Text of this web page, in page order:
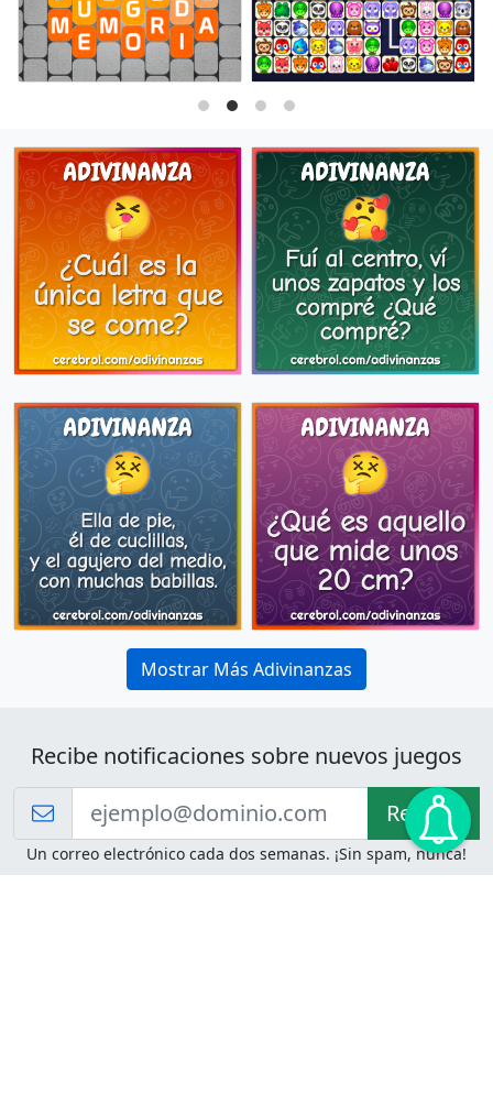
Mostrar Más Adivinanzas
Recibe notificaciones sobre nuevos juegos
Recibir!
Un correo electrónico cada dos semanas. ¡Sin spam, nunca!